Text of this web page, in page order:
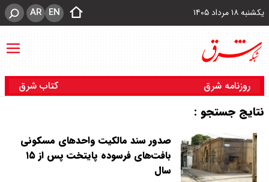
یکشنبه ۱۸ مرداد ۱۴۰۵ EN
AR
روزنامه شرق کتاب شرق
نتایج جستجو :
صدور سند مالکیت واحدهای مسکونی
بافت‌های فرسوده پایتخت پس از ۱۵
سال